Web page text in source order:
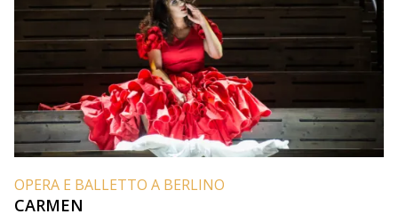
OPERA E BALLETTO A BERLINO
CARMEN